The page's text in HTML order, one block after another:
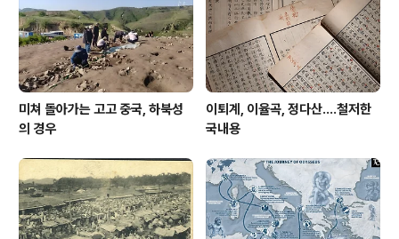
미쳐 돌아가는 고고 중국, 하북성
의 경우
이퇴계, 이율곡, 정다산....철저한
국내용